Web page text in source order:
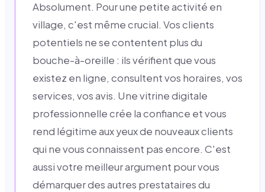
Absolument. Pour une petite activité en
village, c'est même crucial. Vos clients
potentiels ne se contentent plus du
bouche-à-oreille : ils vérifient que vous
existez en ligne, consultent vos horaires, vos
services, vos avis. Une vitrine digitale
professionnelle crée la confiance et vous
rend légitime aux yeux de nouveaux clients
qui ne vous connaissent pas encore. C'est
aussi votre meilleur argument pour vous
démarquer des autres prestataires du